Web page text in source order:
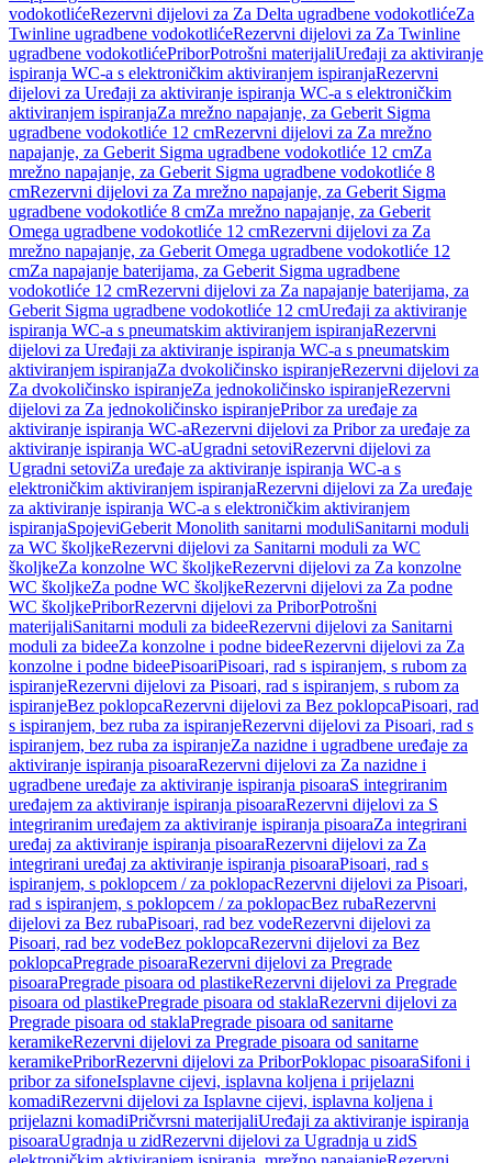
vodokotlićeRezervni dijelovi za Za Delta ugradbene vodokotlićeZa
Twinline ugradbene vodokotlićeRezervni dijelovi za Za Twinline
ugradbene vodokotlićePriborPotrošni materijaliUređaji za aktiviranje
ispiranja WC-a s elektroničkim aktiviranjem ispiranjaRezervni
dijelovi za Uređaji za aktiviranje ispiranja WC-a s elektroničkim
aktiviranjem ispiranjaZa mrežno napajanje, za Geberit Sigma
ugradbene vodokotliće 12 cmRezervni dijelovi za Za mrežno
napajanje, za Geberit Sigma ugradbene vodokotliće 12 cmZa
mrežno napajanje, za Geberit Sigma ugradbene vodokotliće 8
cmRezervni dijelovi za Za mrežno napajanje, za Geberit Sigma
ugradbene vodokotliće 8 cmZa mrežno napajanje, za Geberit
Omega ugradbene vodokotliće 12 cmRezervni dijelovi za Za
mrežno napajanje, za Geberit Omega ugradbene vodokotliće 12
cmZa napajanje baterijama, za Geberit Sigma ugradbene
vodokotliće 12 cmRezervni dijelovi za Za napajanje baterijama, za
Geberit Sigma ugradbene vodokotliće 12 cmUređaji za aktiviranje
ispiranja WC-a s pneumatskim aktiviranjem ispiranjaRezervni
dijelovi za Uređaji za aktiviranje ispiranja WC-a s pneumatskim
aktiviranjem ispiranjaZa dvokoličinsko ispiranjeRezervni dijelovi za
Za dvokoličinsko ispiranjeZa jednokoličinsko ispiranjeRezervni
dijelovi za Za jednokoličinsko ispiranjePribor za uređaje za
aktiviranje ispiranja WC-aRezervni dijelovi za Pribor za uređaje za
aktiviranje ispiranja WC-aUgradni setoviRezervni dijelovi za
Ugradni setoviZa uređaje za aktiviranje ispiranja WC-a s
elektroničkim aktiviranjem ispiranjaRezervni dijelovi za Za uređaje
za aktiviranje ispiranja WC-a s elektroničkim aktiviranjem
ispiranjaSpojeviGeberit Monolith sanitarni moduliSanitarni moduli
za WC školjkeRezervni dijelovi za Sanitarni moduli za WC
školjkeZa konzolne WC školjkeRezervni dijelovi za Za konzolne
WC školjkeZa podne WC školjkeRezervni dijelovi za Za podne
WC školjkePriborRezervni dijelovi za PriborPotrošni
materijaliSanitarni moduli za bideeRezervni dijelovi za Sanitarni
moduli za bideeZa konzolne i podne bideeRezervni dijelovi za Za
konzolne i podne bideePisoariPisoari, rad s ispiranjem, s rubom za
ispiranjeRezervni dijelovi za Pisoari, rad s ispiranjem, s rubom za
ispiranjeBez poklopcaRezervni dijelovi za Bez poklopcaPisoari, rad
s ispiranjem, bez ruba za ispiranjeRezervni dijelovi za Pisoari, rad s
ispiranjem, bez ruba za ispiranjeZa nazidne i ugradbene uređaje za
aktiviranje ispiranja pisoaraRezervni dijelovi za Za nazidne i
ugradbene uređaje za aktiviranje ispiranja pisoaraS integriranim
uređajem za aktiviranje ispiranja pisoaraRezervni dijelovi za S
integriranim uređajem za aktiviranje ispiranja pisoaraZa integrirani
uređaj za aktiviranje ispiranja pisoaraRezervni dijelovi za Za
integrirani uređaj za aktiviranje ispiranja pisoaraPisoari, rad s
ispiranjem, s poklopcem / za poklopacRezervni dijelovi za Pisoari,
rad s ispiranjem, s poklopcem / za poklopacBez rubaRezervni
dijelovi za Bez rubaPisoari, rad bez vodeRezervni dijelovi za
Pisoari, rad bez vodeBez poklopcaRezervni dijelovi za Bez
poklopcaPregrade pisoaraRezervni dijelovi za Pregrade
pisoaraPregrade pisoara od plastikeRezervni dijelovi za Pregrade
pisoara od plastikePregrade pisoara od staklaRezervni dijelovi za
Pregrade pisoara od staklaPregrade pisoara od sanitarne
keramikeRezervni dijelovi za Pregrade pisoara od sanitarne
keramikePriborRezervni dijelovi za PriborPoklopac pisoaraSifoni i
pribor za sifoneIsplavne cijevi, isplavna koljena i prijelazni
komadiRezervni dijelovi za Isplavne cijevi, isplavna koljena i
prijelazni komadiPričvrsni materijaliUređaji za aktiviranje ispiranja
pisoaraUgradnja u zidRezervni dijelovi za Ugradnja u zidS